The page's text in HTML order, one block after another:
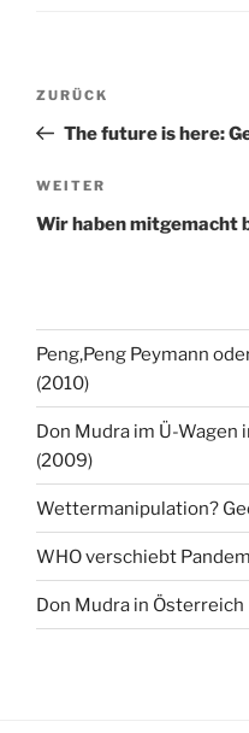
Beitragsnavigation
Vorheriger
Beitrag
ZURÜCK
The future is here:
Nächster
Beitrag
WEITER
Wir haben mitgemacht
Peng,Peng Peymann
(2010)
Don Mudra im Ü-Wagen
(2009)
Wettermanipulation?
WHO verschiebt
Don Mudra in Österreich